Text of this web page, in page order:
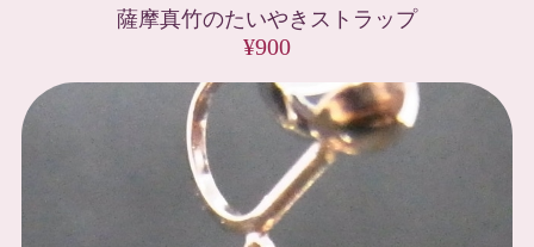
薩摩真竹のたいやきストラップ
¥900